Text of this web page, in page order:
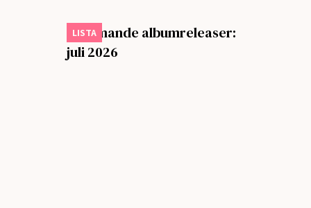
LISTA
Kommande albumreleaser:
juli 2026